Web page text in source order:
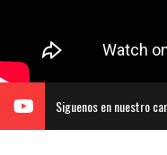
Siguenos en nuestro